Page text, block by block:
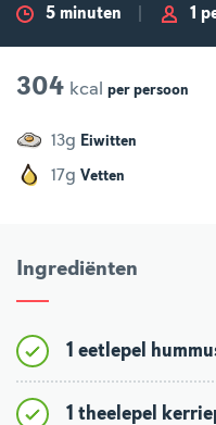
5 minuten 1
304 kcal per persoon
13g Eiwitten
17g Vetten
Ingrediënten
1 eetlepel
1 theelepel